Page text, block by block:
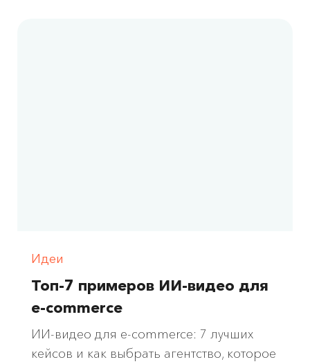
Идеи
Топ-7 примеров ИИ-видео для
e-commerce
ИИ-видео для e-commerce: 7 лучших
кейсов и как выбрать агентство, которое